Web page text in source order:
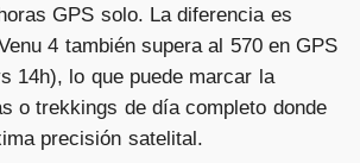
GPS solo. La diferencia es
4 también supera al 570 en GPS
14h), lo que puede marcar la
o trekkings de día completo donde
precisión satelital.